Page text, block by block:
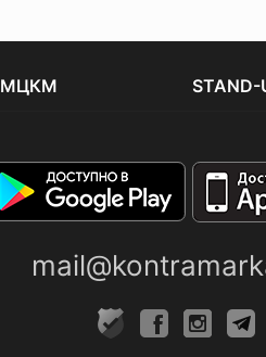
МЦКМ STAND-